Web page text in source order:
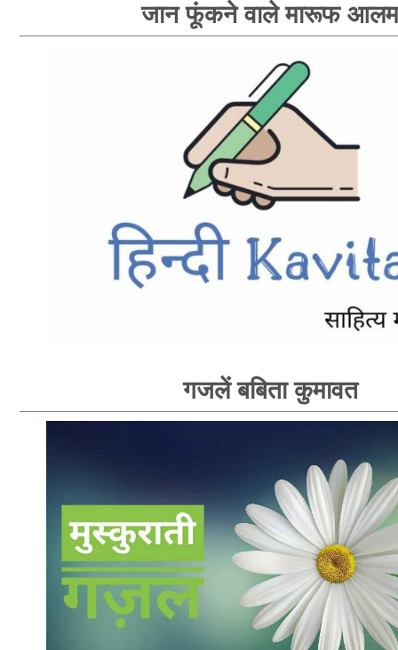
जान फूंकने वाले मारूफ आलम
गजलें बबिता कुमावत